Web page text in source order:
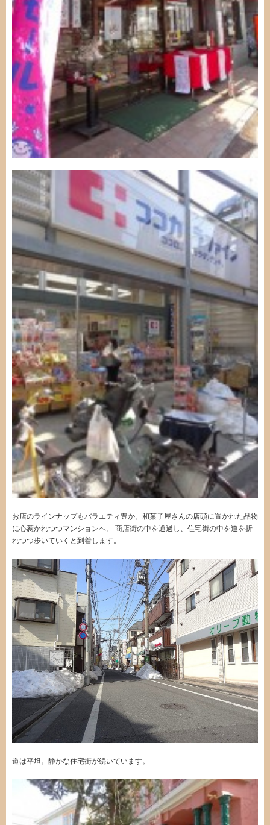
お店のラインナップもバラエティ豊か。和菓子屋さんの店頭に置かれた品物
に心惹かれつつマンションへ。 商店街の中を通過し、住宅街の中を道を折
れつつ歩いていくと到着します。
道は平坦。静かな住宅街が続いています。